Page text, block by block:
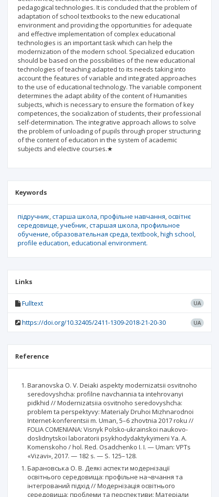
pedagogical technologies. It is concluded that the problem of
adaptation of school textbooks to the new educational
environment and providing the opportunities for adequate
and effective implementation of complex educational
technologies is an important task which can help the
modernization of the modern school. Specialized education
should be based on the possibilities of the new educational
technologies of teaching adapted to its needs taking into
account the features of variable and integrated approaches
to the use of educational technology. The variable component
determines the adapt ability of the content of Humanities
subjects, which is necessary to ensure the formation of key
competences, the socialization of students, their professional
self-determination. The integrative approach allows to solve
the problem of unloading of pupils through proper structuring
of the content of education in the system of academic
subjects and elective courses.★
Keywords
підручник старша школа профільне навчання освітнє
середовище учебник старшая школа профильное
обучение образовательная среда textbook high school
profile education educational environment.
Links
Fulltext UA
https://doi.org/10.32405/2411-1309-2018-21-20-30 UA
Reference
Baranovska O. V. Deiaki aspekty modernizatsii osvitnoho
seredovyshcha: profilne navchannia ta intehrovanyi
pidkhid // Modernizatsiia osvitnoho seredovyshcha:
problem ta perspektyvy: Materialy Druhoi Mizhnarodnoi
Internet-konferentsii m. Uman, 5–6 zhovtnia 2017 roku //
FOLIA COMENIANA: Visnyk Polsko-ukrainskoi naukovo-
doslidnytskoi laboratorii psykhodydaktykyimeni Ya. A.
Komenskoho / hol. Red. Osadchenko I. I. — Uman: VPTs
«Vizavi», 2017. — 182 s. — S. 125–128.
Барановська О. В. Деякі аспекти модернізації
освітнього середовища: профільне на¬вчання та
інтегрований підхід // Модернізація освітнього
середовища: проблеми та перспективи: Матеріали